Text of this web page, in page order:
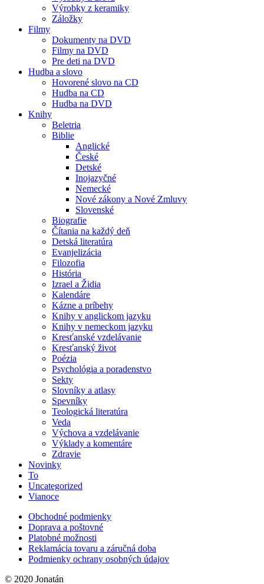
Výrobky z keramiky
Záložky
Filmy
Dokumenty na DVD
Filmy na DVD
Pre deti na DVD
Hudba a slovo
Hovorené slovo na CD
Hudba na CD
Hudba na DVD
Knihy
Beletria
Biblie
Anglické
České
Detské
Inojazyčné
Nemecké
Nové zákony a Nové Zmluvy
Slovenské
Biografie
Čítania na každý deň
Detská literatúra
Evanjelizácia
Filozofia
História
Izrael a Židia
Kalendáre
Kázne a príbehy
Knihy v anglickom jazyku
Knihy v nemeckom jazyku
Kresťanské vzdelávanie
Kresťanský život
Poézia
Psychológia a poradenstvo
Sekty
Slovníky a atlasy
Spevníky
Teologická literatúra
Veda
Výchova a vzdelávanie
Výklady a komentáre
Zdravie
Novinky
To
Uncategorized
Vianoce
Obchodné podmienky
Doprava a poštovné
Platobné možnosti
Reklamácia tovaru a záručná doba
Podmienky ochrany osobných údajov
© 2020 Jonatán